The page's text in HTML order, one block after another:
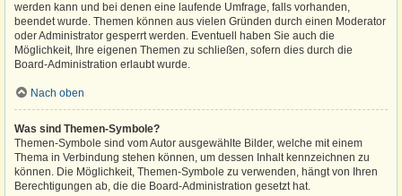
werden kann und bei denen eine laufende Umfrage, falls vorhanden,
beendet wurde. Themen können aus vielen Gründen durch einen Moderator
oder Administrator gesperrt werden. Eventuell haben Sie auch die
Möglichkeit, Ihre eigenen Themen zu schließen, sofern dies durch die
Board-Administration erlaubt wurde.
Nach oben
Was sind Themen-Symbole?
Themen-Symbole sind vom Autor ausgewählte Bilder, welche mit einem
Thema in Verbindung stehen können, um dessen Inhalt kennzeichnen zu
können. Die Möglichkeit, Themen-Symbole zu verwenden, hängt von Ihren
Berechtigungen ab, die die Board-Administration gesetzt hat.